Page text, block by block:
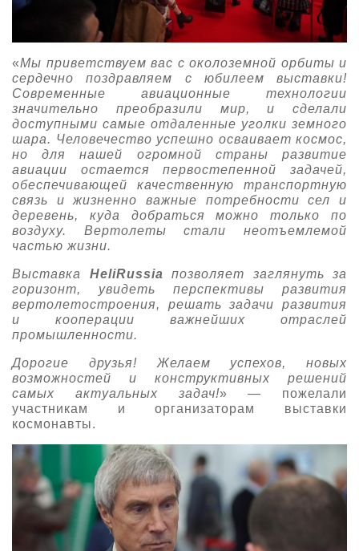
«Мы приветствуем вас с околоземной орбиты и
сердечно поздравляем с юбилеем выставки!
Современные авиационные технологии
значительно преобразили мир, и сделали
доступными самые отдаленные уголки земного
шара. Человечество успешно осваивает космос,
но для нашей огромной страны развитие
авиации остается первостепенной задачей,
обеспечивающей качественную транспортную
связь и жизненно важные потребности сел и
деревень, куда добраться можно только по
воздуху. Вертолеты стали неотъемлемой
частью жизни.
Выставка HeliRussia позволяет заглянуть за
горизонт, увидеть перспективы развития
вертолетостроения, решать задачи развития
и кооперации важнейших отраслей
промышленности.
Дорогие друзья! Желаем успехов, новых
возможностей и конструктивных решений
самых актуальных задач!» — пожелали
участникам и организаторам выставки
космонавты.